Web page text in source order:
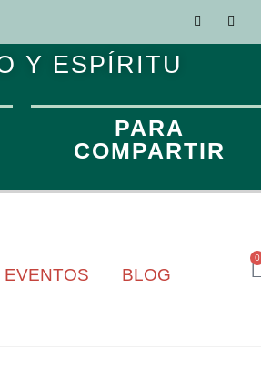
Y ESPÍRITU
PARA
COMPARTIR
EVENTOS BLOG
0